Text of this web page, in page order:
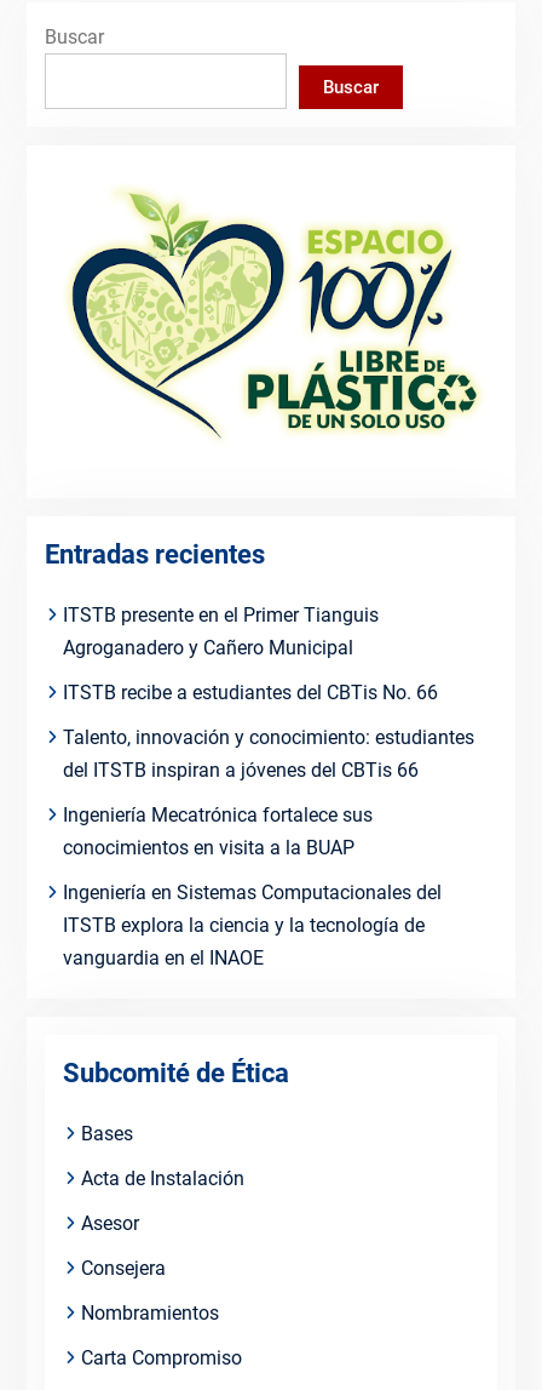
Buscar
Buscar
Entradas recientes
ITSTB presente en el Primer Tianguis
Agroganadero y Cañero Municipal
ITSTB recibe a estudiantes del CBTis No. 66
Talento, innovación y conocimiento: estudiantes
del ITSTB inspiran a jóvenes del CBTis 66
Ingeniería Mecatrónica fortalece sus
conocimientos en visita a la BUAP
Ingeniería en Sistemas Computacionales del
ITSTB explora la ciencia y la tecnología de
vanguardia en el INAOE
Subcomité de Ética
Bases
Acta de Instalación
Asesor
Consejera
Nombramientos
Carta Compromiso